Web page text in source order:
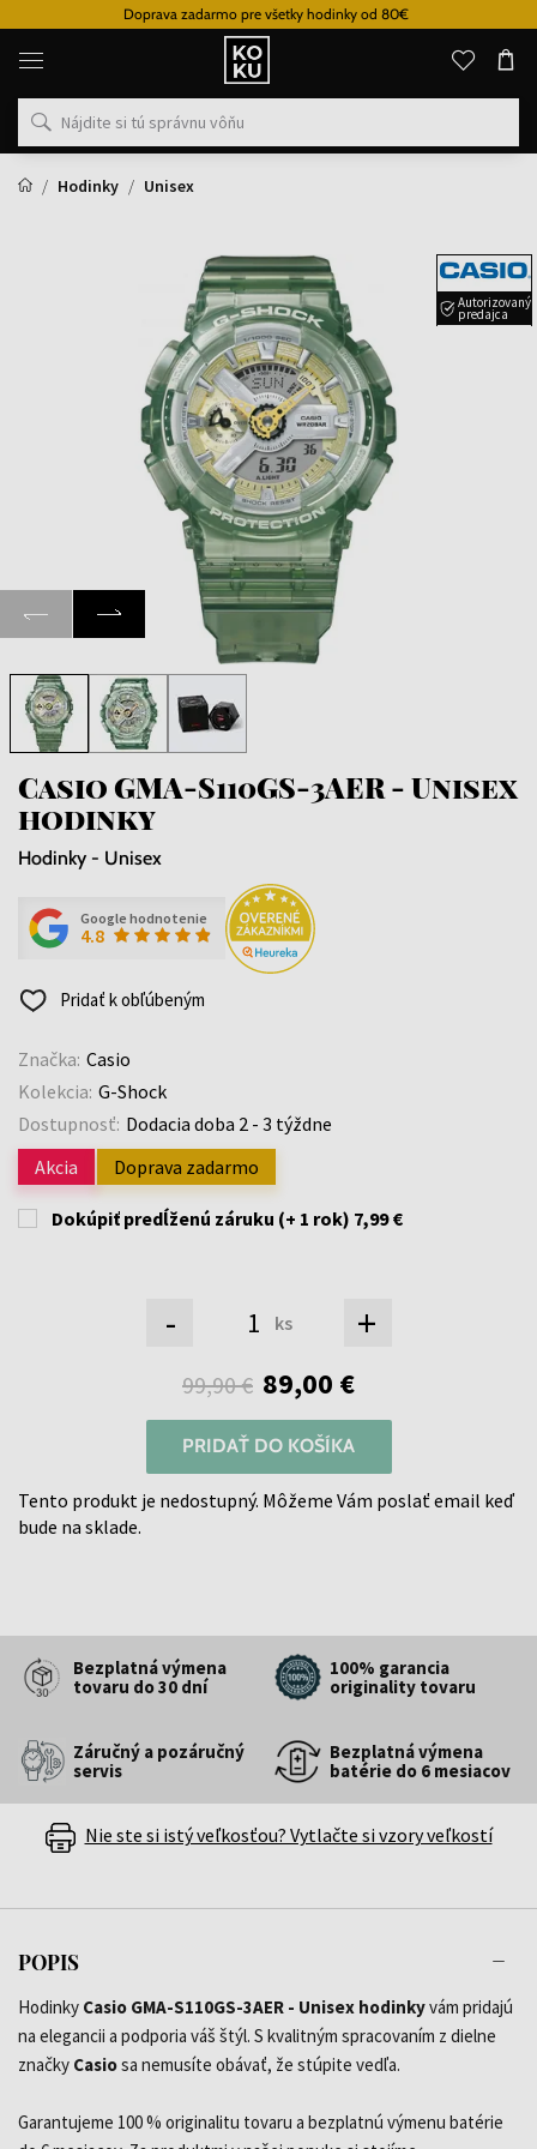
Doprava zadarmo pre všetky hodinky od 80€
Originálne
parfémy
hodinky
na
mieste
Hodinky
Unisex
Autorizovaný
predajca
Casio GMA-S110GS-3AER - Unisex
hodinky
Hodinky - Unisex
Google hodnotenie
4.8
Pridať k obľúbeným
Značka: Casio
Kolekcia: G-Shock
Dostupnosť: Dodacia doba 2 - 3 týždne
Akcia
Doprava zadarmo
Dokúpiť predĺženú záruku (+ 1 rok) 7,99 €
- ks +
99,90 € 89,00 €
PRIDAŤ DO KOŠÍKA
Tento produkt je nedostupný. Môžeme Vám poslať email keď
bude na sklade.
Bezplatná výmena
tovaru do 30 dní
100% garancia
originality tovaru
Záručný a pozáručný
servis
Bezplatná výmena
batérie do 6 mesiacov
Nie ste si istý veľkosťou? Vytlačte si vzory veľkostí
POPIS
Hodinky Casio GMA-S110GS-3AER - Unisex hodinkyvám pridajú
na elegancii a podporia váš štýl. S kvalitným spracovaním z dielne
značky Casiosa nemusíte obávať, že stúpite vedľa.
Garantujeme 100 % originalitu tovaru a bezplatnú výmenu batérie